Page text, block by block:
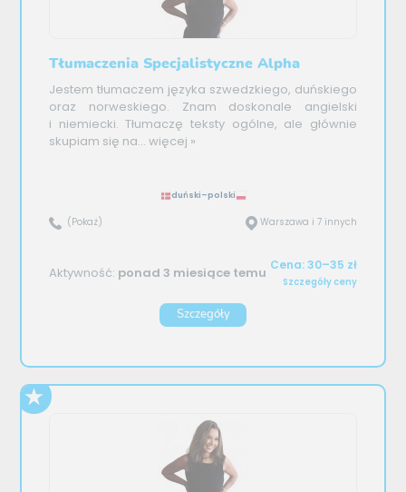
Tłumaczenia Specjalistyczne Alpha
Jestem tłumaczem języka szwedzkiego, duńskiego
oraz norweskiego. Znam doskonale angielski
i niemiecki. Tłumaczę teksty ogólne, ale głównie
skupiam się na... więcej »
duński–polski
(Pokaż) Warszawa i 7 innych
Aktywność: ponad 3 miesiące temu Cena: 30–35 zł
Szczegóły ceny
Szczegóły